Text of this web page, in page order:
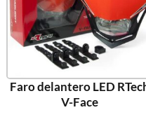
Faro delantero LED
V-Face